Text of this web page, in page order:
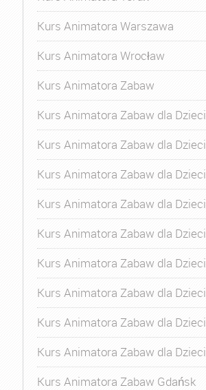
Kurs Animatora Warszawa
Kurs Animatora Wrocław
Kurs Animatora Zabaw
Kurs Animatora Zabaw dla Dzieci
Kurs Animatora Zabaw dla
Kurs Animatora Zabaw dla
Kurs Animatora Zabaw dla
Kurs Animatora Zabaw dla
Kurs Animatora Zabaw dla
Kurs Animatora Zabaw dla
Kurs Animatora Zabaw dla
Kurs Animatora Zabaw dla
Kurs Animatora Zabaw Gdańsk